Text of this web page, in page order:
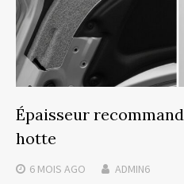
Épaisseur
hotte
6 MOIS AGO ADMIN6